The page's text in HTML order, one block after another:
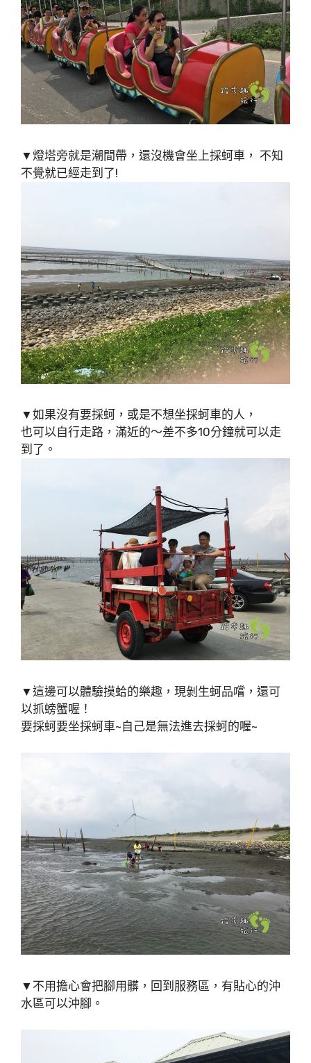
▼燈塔旁就是潮間帶，還沒機會坐上採蚵車， 不知
不覺就已經走到了!
▼如果沒有要採蚵，或是不想坐採蚵車的人，
也可以自行走路，滿近的～差不多10分鐘就可以走
到了。
▼這邊可以體驗摸蛤的樂趣，現剝生蚵品嚐，還可
以抓螃蟹喔！
要採蚵要坐採蚵車~自己是無法進去採蚵的喔~
▼不用擔心會把腳用髒，回到服務區，有貼心的沖
水區可以沖腳。